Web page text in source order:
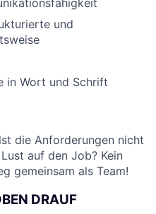
und
in Wort und Schrift
die Anforderungen nicht
auf den Job? Kein
gemeinsam als Team!
DRAUF